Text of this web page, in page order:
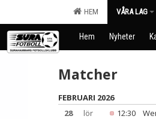
HEM VÅRA LAG
Hem Nyheter
Matcher
FEBRUARI 2026
28
lör 12:30